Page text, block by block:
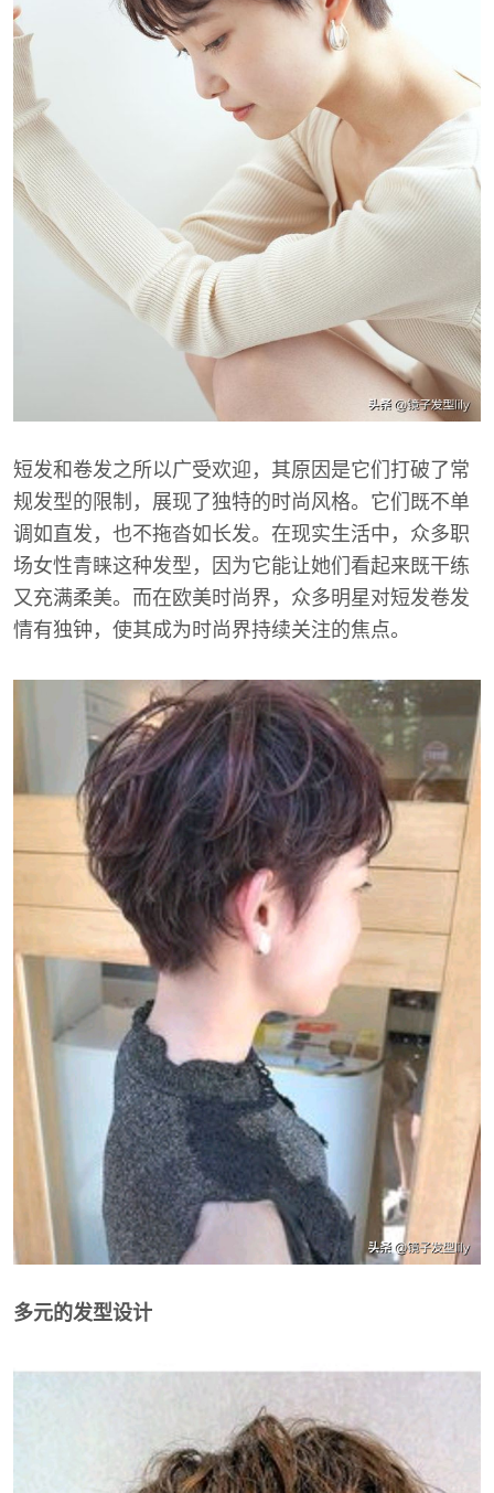
短发和卷发之所以广受欢迎，其原因是它们打破了常
规发型的限制，展现了独特的时尚风格。它们既不单
调如直发，也不拖沓如长发。在现实生活中，众多职
场女性青睐这种发型，因为它能让她们看起来既干练
又充满柔美。而在欧美时尚界，众多明星对短发卷发
情有独钟，使其成为时尚界持续关注的焦点。
多元的发型设计